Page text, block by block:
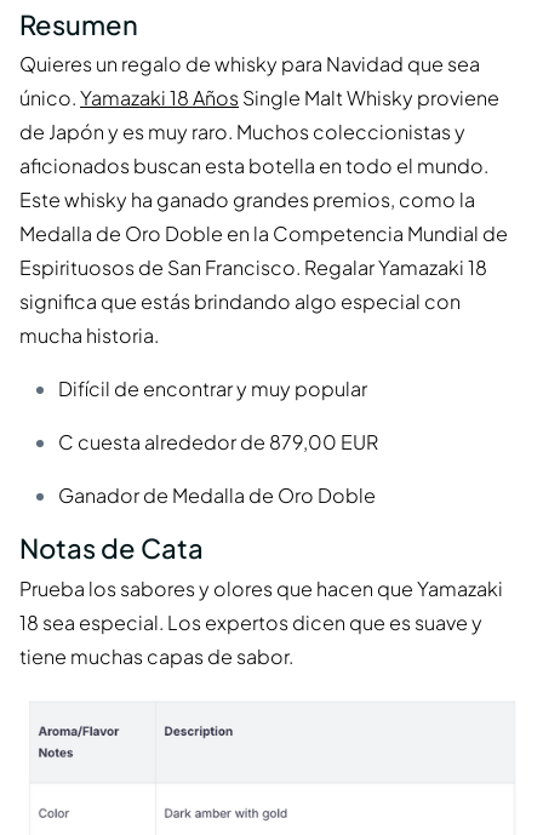
Resumen
Quieres un regalo de whisky para Navidad que sea
único.Yamazaki 18 AñosSingle Malt Whisky proviene
de Japón y es muy raro. Muchos coleccionistas y
aficionados buscan esta botella en todo el mundo.
Este whisky ha ganado grandes premios, como la
Medalla de Oro Doble en la Competencia Mundial de
Espirituosos de San Francisco. Regalar Yamazaki 18
significa que estás brindando algo especial con
mucha historia.
Difícil de encontrar y muy popular
C cuesta alrededor de 879,00 EUR
Ganador de Medalla de Oro Doble
Notas de Cata
Prueba los sabores y olores que hacen que Yamazaki
18 sea especial. Los expertos dicen que es suave y
tiene muchas capas de sabor.